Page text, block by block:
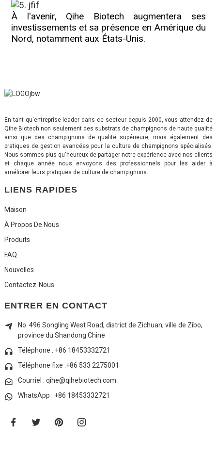
À l'avenir, Qihe Biotech augmentera ses
investissements et sa présence en Amérique du
Nord, notamment aux États-Unis.
En tant qu'entreprise leader dans ce secteur depuis 2000, vous attendez de
Qihe Biotech non seulement des substrats de champignons de haute qualité
ainsi que des champignons de qualité supérieure, mais également des
pratiques de gestion avancées pour la culture de champignons spécialisés.
Nous sommes plus qu'heureux de partager notre expérience avec nos clients
et chaque année nous envoyons des professionnels pour les aider à
améliorer leurs pratiques de culture de champignons.
LIENS RAPIDES
Maison
À Propos De Nous
Produits
FAQ
Nouvelles
Contactez-Nous
ENTRER EN CONTACT
No. 496 Songling West Road, district de Zichuan, ville de Zibo,
province du Shandong Chine
Téléphone : +86 18453332721
Téléphone fixe :+86 533 2275001
Courriel : qihe@qihebiotech.com
WhatsApp : +86 18453332721